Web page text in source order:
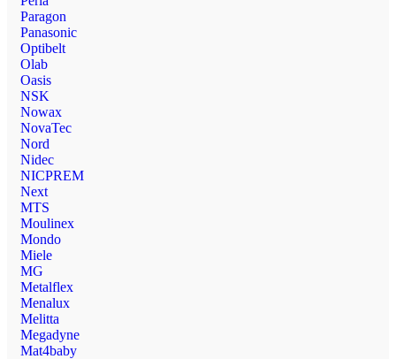
Paragon
Panasonic
Optibelt
Olab
Oasis
NSK
Nowax
NovaTec
Nord
Nidec
NICPREM
Next
MTS
Moulinex
Mondo
Miele
MG
Metalflex
Menalux
Melitta
Megadyne
Mat4baby